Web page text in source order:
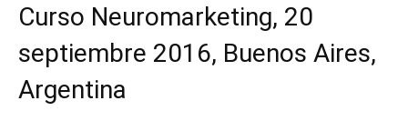
Curso Neuromarketing, 20
septiembre 2016, Buenos Aires,
Argentina